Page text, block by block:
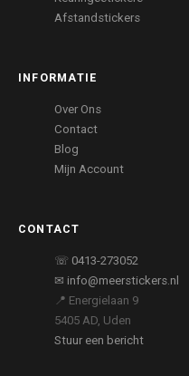
Afstandstickers
INFORMATIE
Over Ons
Contact
Blog
Mijn Account
CONTACT
☏ 0413-273052
✉ info@meerstickers.nl
📍 Energielaan 9
5405 AD, Uden
Stuur een bericht